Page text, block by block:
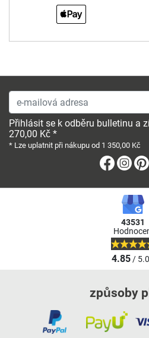
e-mailová adresa
Přihlásit se k odběru bulletinu a
270,00 Kč *
* Lze uplatnit při nákupu od 1 350,00 Kč
43531
4.85/
způsoby